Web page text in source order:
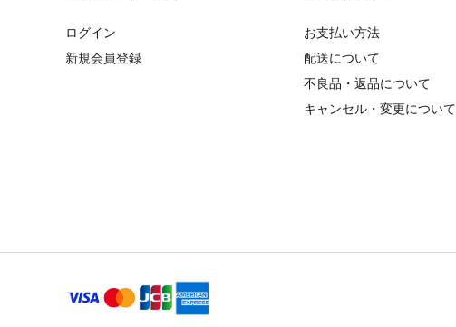
ログイン
新規会員登録
お支払い方法
配送について
不良品・返品について
キャンセル・変更について